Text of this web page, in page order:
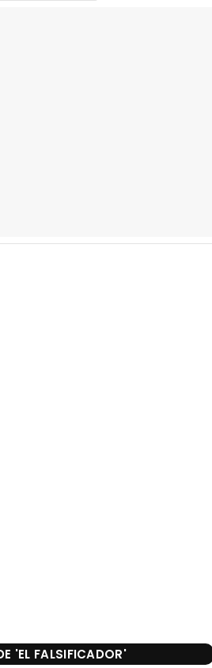
'EL FALSIFICADOR'